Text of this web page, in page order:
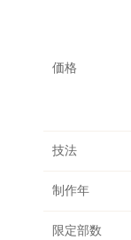
価格
技法
制作年
限定部数